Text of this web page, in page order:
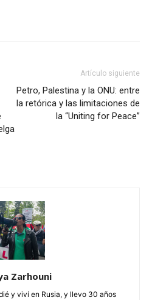
Artículo siguiente
Petro, Palestina y la ONU: entre
la retórica y las limitaciones de
la “Uniting for Peace”
Zarhouni
y viví en Rusia, y llevo 30 años